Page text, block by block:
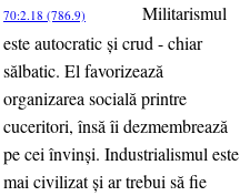
70:2.18 (786.9)
Militarismul
este autocratic şi crud - chiar
sălbatic. El favorizează
organizarea socială printre
cuceritori, însă îi dezmembrează
pe cei învinşi. Industrialismul este
mai civilizat şi ar trebui să fie